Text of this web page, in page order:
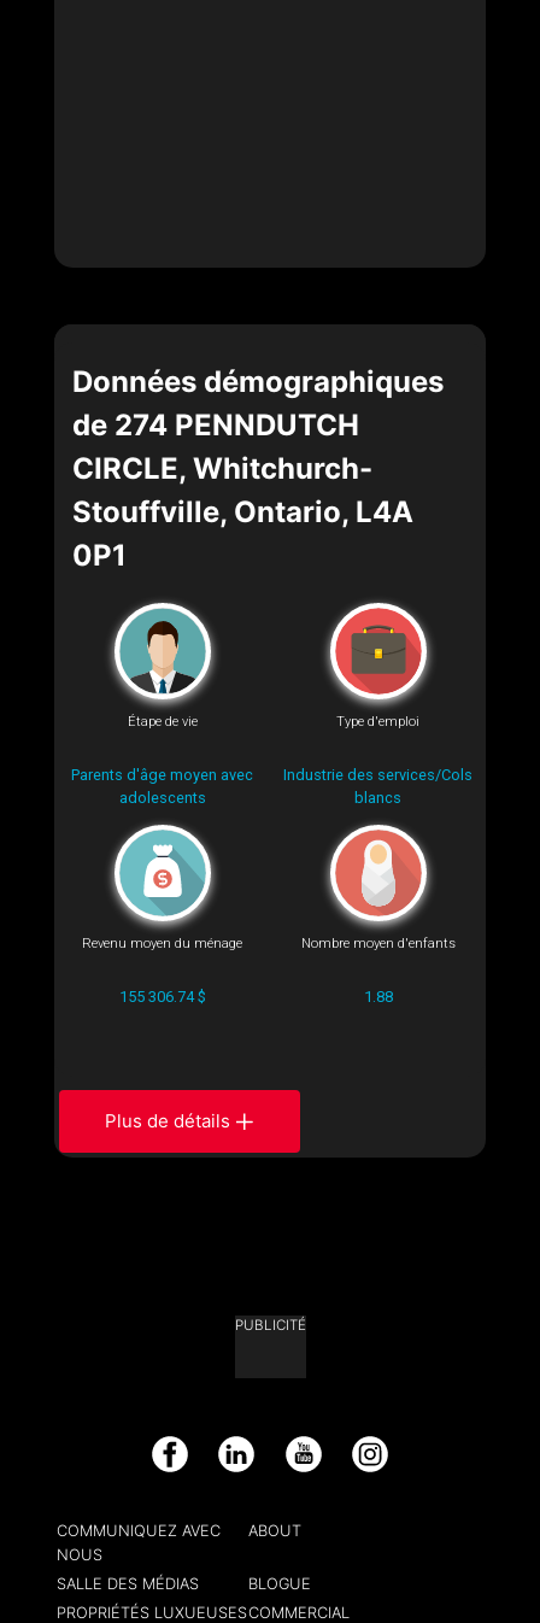
Données démographiques
de 274 PENNDUTCH
CIRCLE, Whitchurch-
Stouffville, Ontario, L4A
0P1
Étape de vie
Parents d'âge moyen avec
adolescents
Type d'emploi
Industrie des services/Cols
blancs
Revenu moyen du ménage
155 306.74 $
Nombre moyen d'enfants
1.88
Plus de détails
PUBLICITÉ
Facebook LinkedIn YouTube Instagram
COMMUNIQUEZ AVEC
NOUS
ABOUT
SALLE DES MÉDIAS
BLOGUE
PROPRIÉTÉS LUXUEUSESCOMMERCIAL